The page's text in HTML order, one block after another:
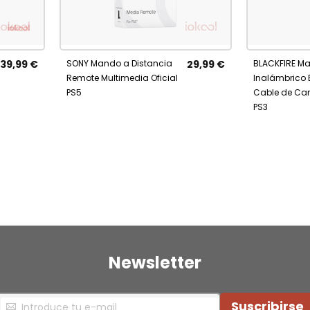
39,99 €
SONY Mando a Distancia
Remote Multimedia Oficial
PS5
29,99 €
A
FAVORITOS
BLACKFIRE
Inalámbrico
Cable de
PS3
A
estás leyendo página
Newsletter
Suscribirse